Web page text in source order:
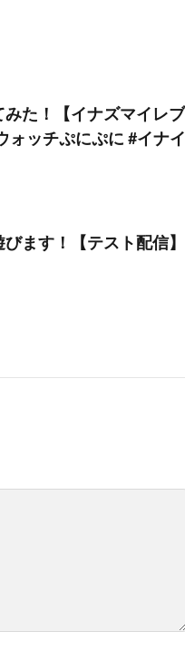
みた！【イナズマイレブ
ォッチぷにぷに #イナイ
ます！【テスト配信】